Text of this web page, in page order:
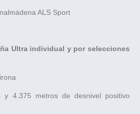
ALS Sport
Ultra individual y por selecciones
y 4.375 metros de desnivel positivo